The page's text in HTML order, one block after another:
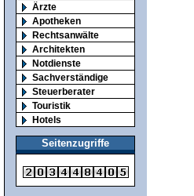
Ärzte
Apotheken
Rechtsanwälte
Architekten
Notdienste
Sachverständige
Steuerberater
Touristik
Hotels
Seitenzugriffe